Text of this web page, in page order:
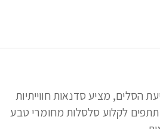
סטודיו סלימה בהנחיית סימה אורן, אומנית ומנטורית בתחום קליעת הסלים, מציע סדנאות חווייתיות
וייחודיות לקבוצות, זוגות ויחידים. במהלך הסדנאות לומדים המשתתפים לקלוע סלסלות מחומרי טבע